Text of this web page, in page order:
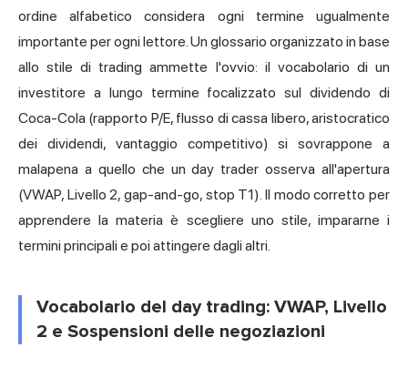
ordine alfabetico considera ogni termine ugualmente
importante per ogni lettore. Un glossario organizzato in base
allo stile di trading ammette l'ovvio: il vocabolario di un
investitore a lungo termine focalizzato sul dividendo di
Coca-Cola (rapporto P/E, flusso di cassa libero, aristocratico
dei dividendi, vantaggio competitivo) si sovrappone a
malapena a quello che un day trader osserva all'apertura
(VWAP, Livello 2, gap-and-go, stop T1). Il modo corretto per
apprendere la materia è scegliere uno stile, impararne i
termini principali e poi attingere dagli altri.
Vocabolario del day trading: VWAP, Livello
2 e Sospensioni delle negoziazioni